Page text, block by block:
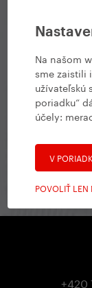
Na našom
sme zaistili
užívateľskú
poriadku“
účely:
V
POVOLIŤ LEN
Zostaňte v
zaujímavé
+420